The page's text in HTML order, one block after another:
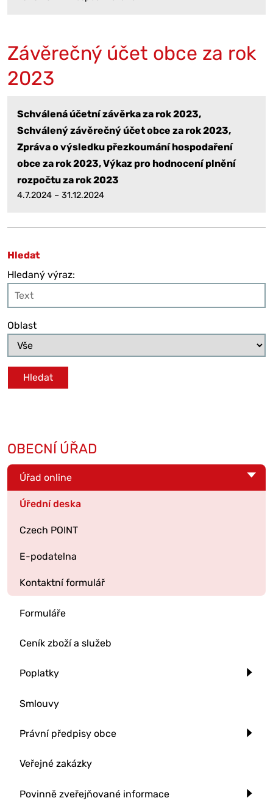
Závěrečný účet obce za rok
2023
Schválená účetní závěrka za rok 2023,
Schválený závěrečný účet obce za rok 2023,
Zpráva o výsledku přezkoumání hospodaření
obce za rok 2023, Výkaz pro hodnocení plnění
rozpočtu za rok 2023
4.7.2024 – 31.12.2024
Hledat
Hledaný výraz:
Oblast
OBECNÍ ÚŘAD
Úřad online
Úřední deska
Czech POINT
E-podatelna
Kontaktní formulář
Formuláře
Ceník zboží a služeb
Poplatky
Smlouvy
Právní předpisy obce
Veřejné zakázky
Povinně zveřejňované informace